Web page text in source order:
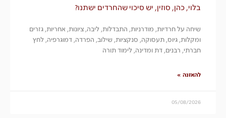
בלוי, כהן, סוזין, יש סיכוי שהחרדים ישתנו?
שיחה על חרדיות, מודרניות, התבדלות, ליבה, ציונות, אחריות, גזרים
ומקלות, גיוס, תעסוקה, סנקציות, שילוב, הפרדה, דמוגרפיה, לחץ
חברתי, רבנים, דת ומדינה, לימוד תורה
להאזנה »
05/08/2026